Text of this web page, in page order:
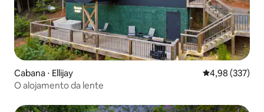
Cabana ⋅ Ellijay 4,98 de uma
4,98 (337)
O alojamento da lente